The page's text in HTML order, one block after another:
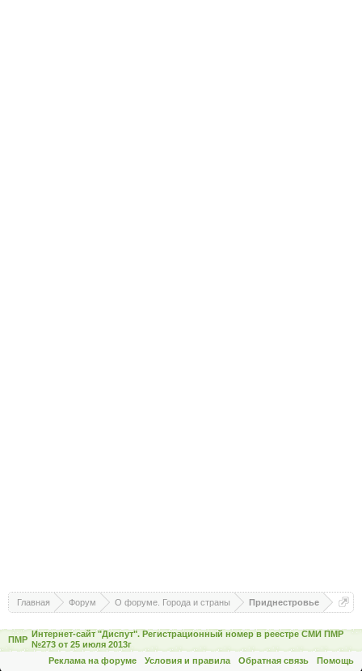
Главная Форум О форуме. Города и страны Приднестровье
ПМР
Интернет-сайт "Диспут". Регистрационный номер в реестре СМИ ПМР
№273 от 25 июля 2013г
Реклама на форуме
Условия и правила Обратная связь Помощь